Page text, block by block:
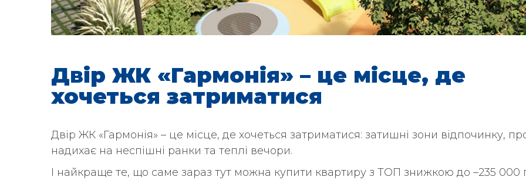
Двір ЖК «Гармонія» – це місце, де
хочеться затриматися
Двір ЖК «Гармонія» – це місце, де хочеться затриматися: затишні зони відпочинку,
надихає на неспішні ранки та теплі вечори.
І найкраще те, що саме зараз тут можна купити квартиру з ТОП знижкою до –235 000